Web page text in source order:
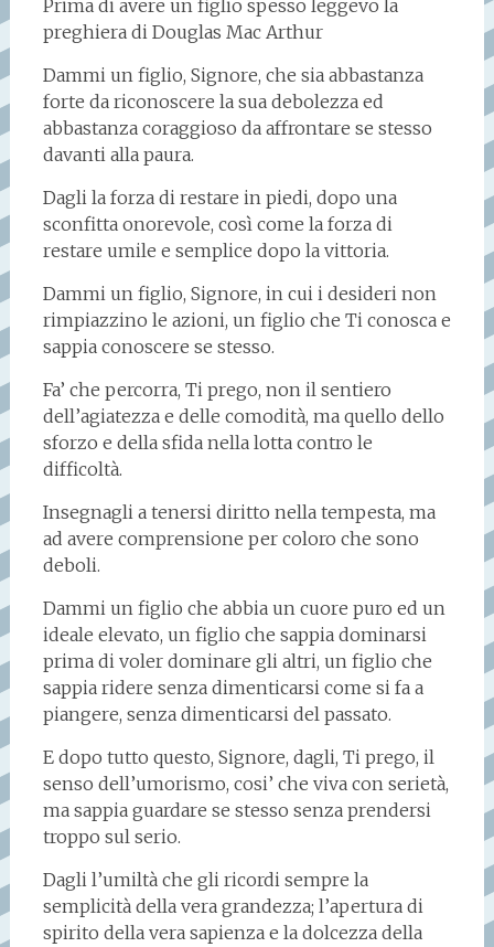
Prima di avere un figlio spesso leggevo la
preghiera di Douglas Mac Arthur
Dammi un figlio, Signore, che sia abbastanza
forte da riconoscere la sua debolezza ed
abbastanza coraggioso da affrontare se stesso
davanti alla paura.
Dagli la forza di restare in piedi, dopo una
sconfitta onorevole, così come la forza di
restare umile e semplice dopo la vittoria.
Dammi un figlio, Signore, in cui i desideri non
rimpiazzino le azioni, un figlio che Ti conosca e
sappia conoscere se stesso.
Fa’ che percorra, Ti prego, non il sentiero
dell’agiatezza e delle comodità, ma quello dello
sforzo e della sfida nella lotta contro le
difficoltà.
Insegnagli a tenersi diritto nella tempesta, ma
ad avere comprensione per coloro che sono
deboli.
Dammi un figlio che abbia un cuore puro ed un
ideale elevato, un figlio che sappia dominarsi
prima di voler dominare gli altri, un figlio che
sappia ridere senza dimenticarsi come si fa a
piangere, senza dimenticarsi del passato.
E dopo tutto questo, Signore, dagli, Ti prego, il
senso dell’umorismo, cosi’ che viva con serietà,
ma sappia guardare se stesso senza prendersi
troppo sul serio.
Dagli l’umiltà che gli ricordi sempre la
semplicità della vera grandezza; l’apertura di
spirito della vera sapienza e la dolcezza della